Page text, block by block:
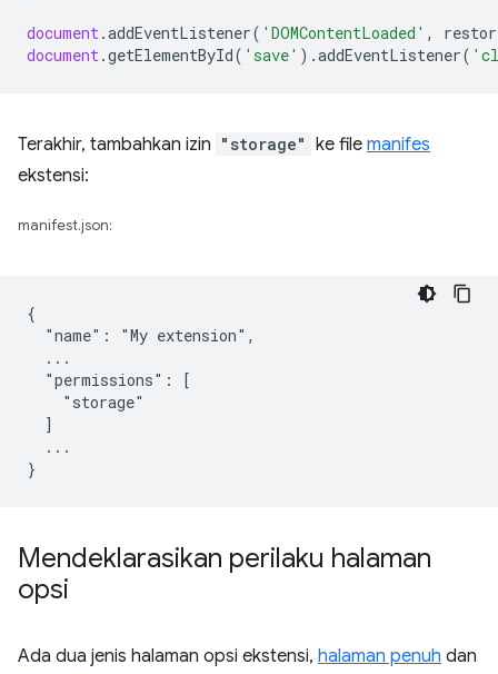
document.addEventListener( 'DOMContentLoaded' ,
document.getElementById( 'save' ).addEventListener(
Terakhir, tambahkan izin "storage" ke file manifes
ekstensi:
manifest.json:
{
  "name": "My extension",
  ...
  "permissions": [
    "storage"
  ]
  ...
Mendeklarasikan perilaku halaman
opsi
Ada dua jenis halaman opsi ekstensi, halaman penuh dan